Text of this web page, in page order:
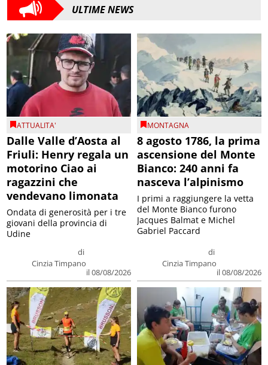
ULTIME NEWS
ATTUALITA'
Dalle Valle d’Aosta al
Friuli: Henry regala un
motorino Ciao ai
ragazzini che
vendevano limonata
di
Cinzia Timpano
il 08/08/2026
Ondata di generosità per i tre
giovani della provincia di
Udine
MONTAGNA
8 agosto 1786, la prima
ascensione del Monte
Bianco: 240 anni fa
nasceva l’alpinismo
di
Cinzia Timpano
il 08/08/2026
I primi a raggiungere la vetta
del Monte Bianco furono
Jacques Balmat e Michel
Gabriel Paccard